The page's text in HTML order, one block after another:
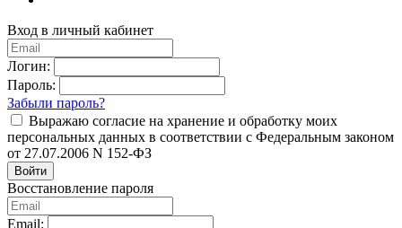
Вход в личный кабинет
Логин:
Пароль:
Забыли пароль?
Выражаю согласие на хранение и обработку моих
персональных данных в соответствии с Федеральным законом
от 27.07.2006 N 152-ФЗ
Войти
Восстановление пароля
Email: